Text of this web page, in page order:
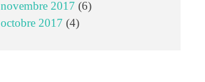
novembre 2017 (6)
octobre 2017 (4)